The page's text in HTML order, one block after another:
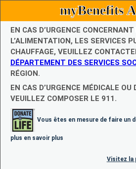
myBenefits
EN CAS D’URGENCE
L’ALIMENTATION, LES SERVICES
CHAUFFAGE, VEUILLEZ
DÉPARTEMENT DES SERVICES
RÉGION.
EN CAS D’URGENCE MÉDICALE OU
VEUILLEZ COMPOSER LE 911.
Vous êtes en mesure de faire un
plus en savoir plus
Visitez la